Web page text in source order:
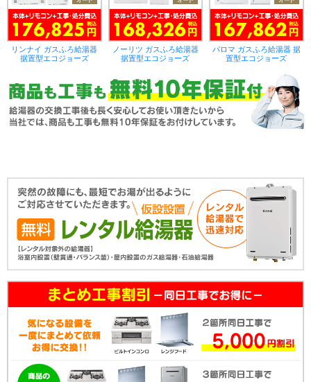
リンナイ ガスふろ給湯器
据置型エコジョーズ
ノーリツ ガスふろ給湯器
据置型エコジョーズ
パロマ ガスふろ給湯器 据
置型エコジョーズ